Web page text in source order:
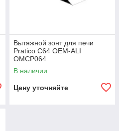
Вытяжной зонт для печи
Pratico C64 OEM-ALI
OMCP064
В наличии
Цену уточняйте